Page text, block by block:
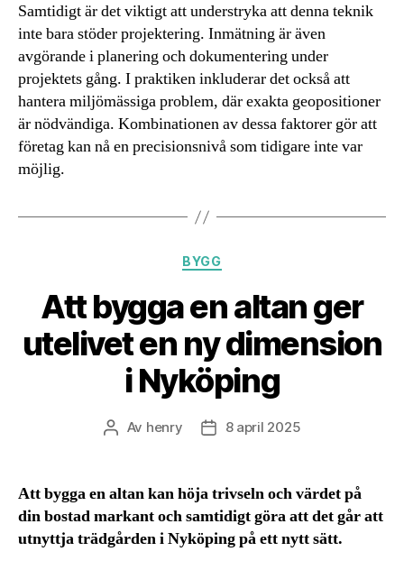
Samtidigt är det viktigt att understryka att denna teknik
inte bara stöder projektering. Inmätning är även
avgörande i planering och dokumentering under
projektets gång. I praktiken inkluderar det också att
hantera miljömässiga problem, där exakta geopositioner
är nödvändiga. Kombinationen av dessa faktorer gör att
företag kan nå en precisionsnivå som tidigare inte var
möjlig.
Kategorier
BYGG
Att bygga en altan ger
utelivet en ny dimension
i Nyköping
Inläggsförfattare
Av henry Inläggsdatum
8 april 2025
Att bygga en altan kan höja trivseln och värdet på
din bostad markant och samtidigt göra att det går att
utnyttja trädgården i Nyköping på ett nytt sätt.